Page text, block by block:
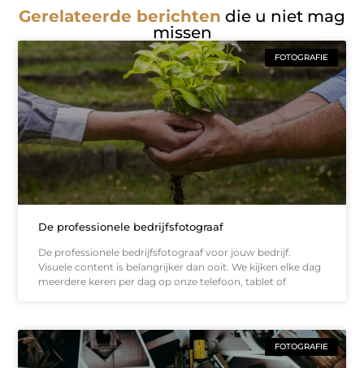
Gerelateerde berichten die u niet mag
missen
FOTOGRAFIE
De professionele bedrijfsfotograaf
De professionele bedrijfsfotograaf voor jouw bedrijf.
Visuele content is belangrijker dan ooit. We kijken elke dag
meerdere keren per dag op onze telefoon, tablet of
FOTOGRAFIE